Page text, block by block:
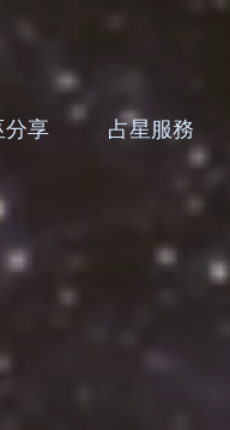
分享 占星服務